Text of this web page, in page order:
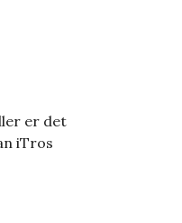
er det
iTros